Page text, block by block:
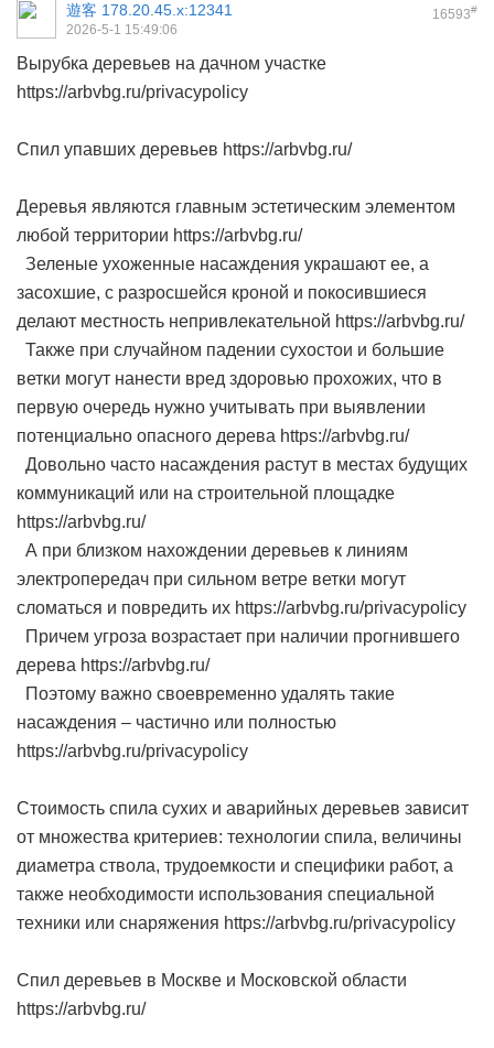
16593#
遊客 178.20.45.x:12341
2026-5-1 15:49:06
Вырубка деревьев на дачном участке
https://arbvbg.ru/privacypolicy
Спил упавших деревьев https://arbvbg.ru/
Деревья являются главным эстетическим элементом
любой территории https://arbvbg.ru/
Зеленые ухоженные насаждения украшают ее, а
засохшие, с разросшейся кроной и покосившиеся
делают местность непривлекательной https://arbvbg.ru/
Также при случайном падении сухостои и большие
ветки могут нанести вред здоровью прохожих, что в
первую очередь нужно учитывать при выявлении
потенциально опасного дерева https://arbvbg.ru/
Довольно часто насаждения растут в местах будущих
коммуникаций или на строительной площадке
https://arbvbg.ru/
А при близком нахождении деревьев к линиям
электропередач при сильном ветре ветки могут
сломаться и повредить их https://arbvbg.ru/privacypolicy
Причем угроза возрастает при наличии прогнившего
дерева https://arbvbg.ru/
Поэтому важно своевременно удалять такие
насаждения – частично или полностью
https://arbvbg.ru/privacypolicy
Стоимость спила сухих и аварийных деревьев зависит
от множества критериев: технологии спила, величины
диаметра ствола, трудоемкости и специфики работ, а
также необходимости использования специальной
техники или снаряжения https://arbvbg.ru/privacypolicy
Спил деревьев в Москве и Московской области
https://arbvbg.ru/